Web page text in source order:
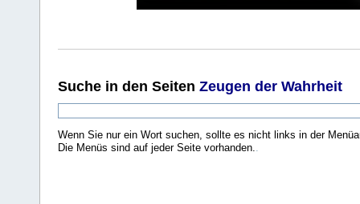
Suche in den Seiten Zeugen der Wahrheit
Wenn Sie nur ein Wort suchen, sollte es nicht links in der
Die Menüs sind auf jeder Seite vorhanden..